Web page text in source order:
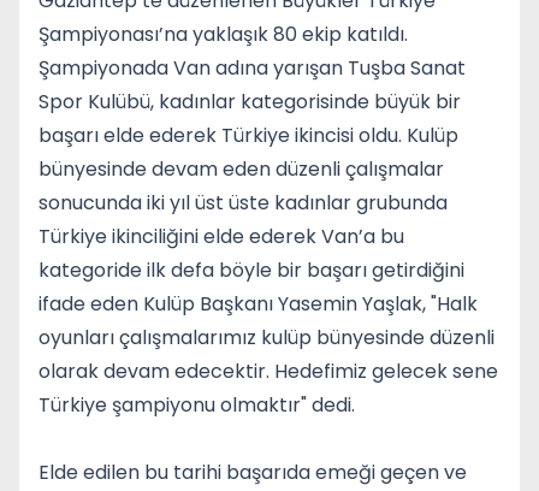
Şampiyonası’na yaklaşık 80 ekip katıldı.
Şampiyonada Van adına yarışan Tuşba Sanat
Spor Kulübü, kadınlar kategorisinde büyük bir
başarı elde ederek Türkiye ikincisi oldu. Kulüp
bünyesinde devam eden düzenli çalışmalar
sonucunda iki yıl üst üste kadınlar grubunda
Türkiye ikinciliğini elde ederek Van’a bu
kategoride ilk defa böyle bir başarı getirdiğini
ifade eden Kulüp Başkanı Yasemin Yaşlak, "Halk
oyunları çalışmalarımız kulüp bünyesinde düzenli
olarak devam edecektir. Hedefimiz gelecek sene
Türkiye şampiyonu olmaktır" dedi.
Elde edilen bu tarihi başarıda emeği geçen ve